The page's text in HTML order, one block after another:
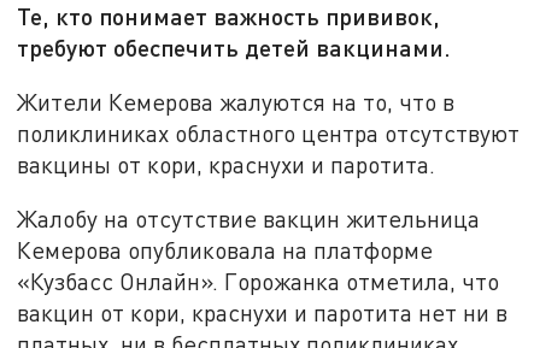
Те, кто понимает важность прививок,
требуют обеспечить детей вакцинами.
Жители Кемерова жалуются на то, что в
поликлиниках областного центра отсутствуют
вакцины от кори, краснухи и паротита.
Жалобу на отсутствие вакцин жительница
Кемерова опубликовала на платформе
«Кузбасс Онлайн». Горожанка отметила, что
вакцин от кори, краснухи и паротита нет ни в